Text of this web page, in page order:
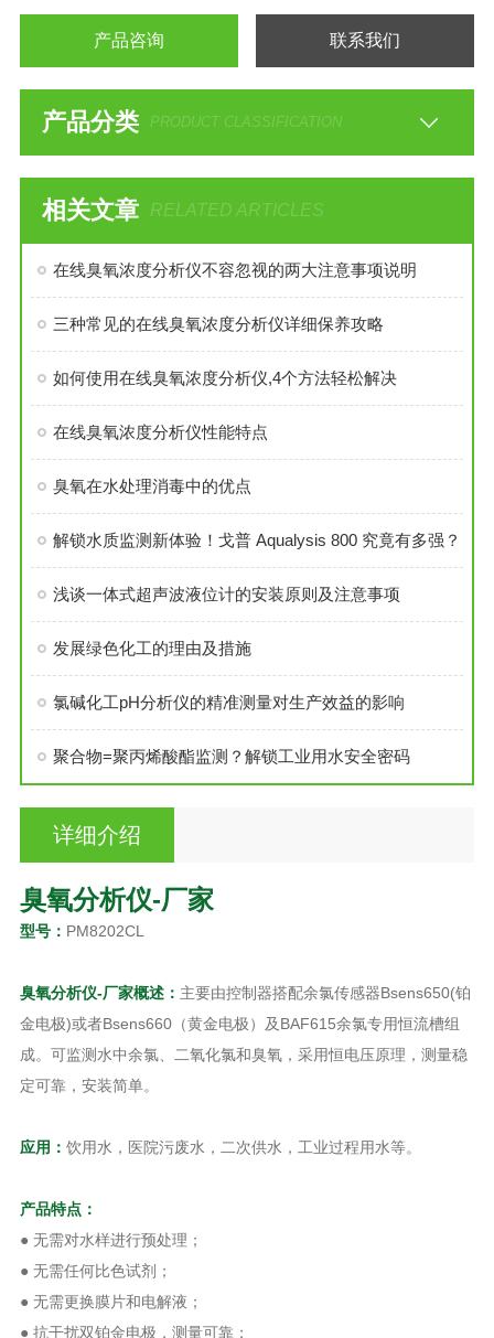
产品咨询 联系我们
产品分类 PRODUCT CLASSIFICATION
相关文章 RELATED ARTICLES
在线臭氧浓度分析仪不容忽视的两大注意事项说明
三种常见的在线臭氧浓度分析仪详细保养攻略
如何使用在线臭氧浓度分析仪,4个方法轻松解决
在线臭氧浓度分析仪性能特点
臭氧在水处理消毒中的优点
解锁水质监测新体验！戈普 Aqualysis 800 究竟有多强？
浅谈一体式超声波液位计的安装原则及注意事项
发展绿色化工的理由及措施
氯碱化工pH分析仪的精准测量对生产效益的影响
聚合物=聚丙烯酸酯监测？解锁工业用水安全密码
详细介绍
臭氧分析仪-厂家
型号： PM8202CL
臭氧分析仪-厂家概述： 主要由控制器搭配余氯传感器Bsens650(铂
金电极)或者Bsens660（黄金电极）及BAF615余氯专用恒流槽组
成。可监测水中余氯、二氧化氯和臭氧，采用恒电压原理，测量稳
定可靠，安装简单。
应用： 饮用水，医院污废水，二次供水，工业过程用水等。
产品特点：
● 无需对水样进行预处理；
● 无需任何比色试剂；
● 无需更换膜片和电解液；
● 抗干扰双铂金电极，测量可靠；